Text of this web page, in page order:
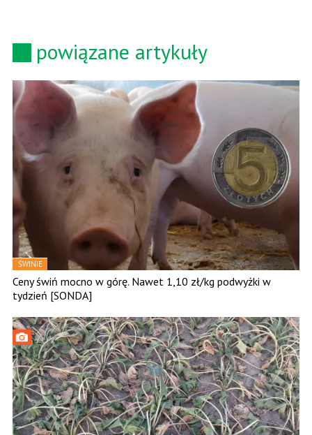
powiązane artykuły
ŚWINIE
Ceny świń mocno w górę. Nawet 1,10 zł/kg podwyżki w
tydzień [SONDA]